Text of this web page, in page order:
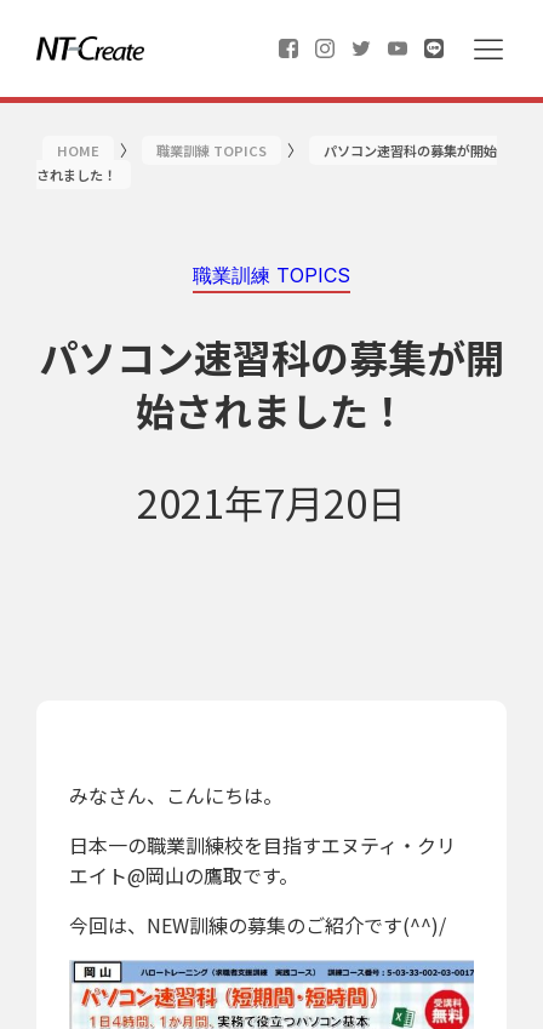
HOME 〉 職業訓練 TOPICS 〉
パソコン速習科の募集が開始
されました！
職業訓練 TOPICS
パソコン速習科の募集が開
始されました！
2021年7月20日
みなさん、こんにちは。
日本一の職業訓練校を目指すエヌティ・クリ
エイト@岡山の鷹取です。
今回は、NEW訓練の募集のご紹介です(^^)/